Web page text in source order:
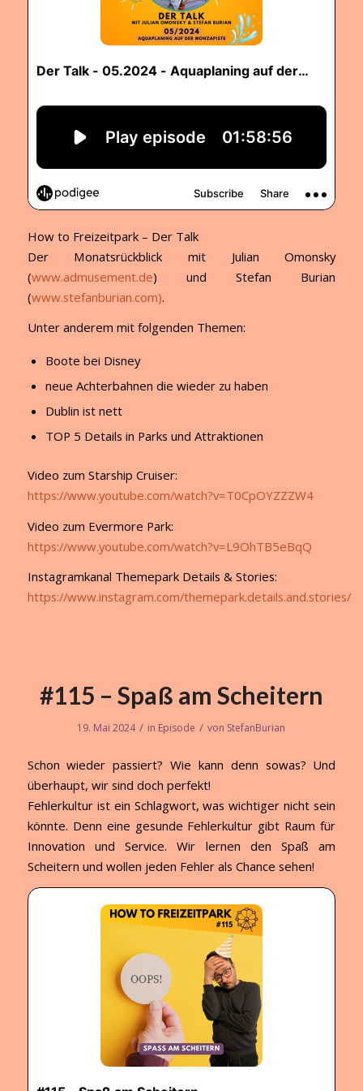
How to Freizeitpark – Der Talk
Der Monatsrückblick mit Julian Omonsky
(www.admusement.de) und Stefan Burian
(www.stefanburian.com).
Unter anderem mit folgenden Themen:
Boote bei Disney
neue Achterbahnen die wieder zu haben
Dublin ist nett
TOP 5 Details in Parks und Attraktionen
Video zum Starship Cruiser:
https://www.youtube.com/watch?v=T0CpOYZZZW4
Video zum Evermore Park:
https://www.youtube.com/watch?v=L9OhTB5eBqQ
Instagramkanal Themepark Details & Stories:
https://www.instagram.com/themepark.details.and.stories/
#115 – Spaß am Scheitern
19. Mai 2024 / in Episode / von StefanBurian
Schon wieder passiert? Wie kann denn sowas? Und
überhaupt, wir sind doch perfekt!
Fehlerkultur ist ein Schlagwort, was wichtiger nicht sein
könnte. Denn eine gesunde Fehlerkultur gibt Raum für
Innovation und Service. Wir lernen den Spaß am
Scheitern und wollen jeden Fehler als Chance sehen!